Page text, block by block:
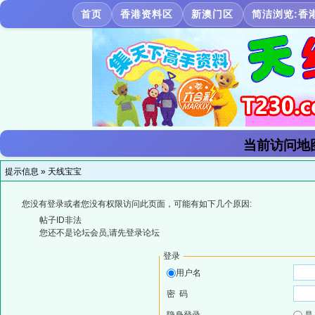
首页 香港资料区 新澳门区 简洁浏览:香
当前访问地
提示信息 » 天线宝宝
您没有登录或者您没有权限访问此页面，可能有如下几个原因:
帖子ID非法
您还不是论坛会员,请先登录论坛
登录
用户名
密 码